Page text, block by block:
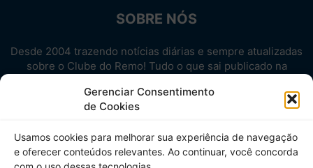
Gerenciar Consentimento
de Cookies
Usamos cookies para melhorar sua experiência de navegação
e oferecer conteúdos relevantes. Ao continuar, você concorda
SOBRE NÓS
Desde 2004 trazendo notícias diárias e sempre atualizadas
sobre o Clube do Remo! Tudo o que sai publicado na
Aproveite! Site não-oficial.
SIGA-NOS